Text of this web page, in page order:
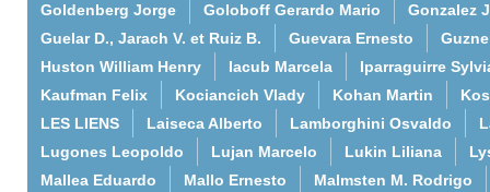
Goldenberg Jorge
Goloboff Gerardo Mario
Gonzalez
Guelar D., Jarach V. et Ruiz B.
Guevara Ernesto
Huston William Henry
Iacub Marcela
Iparraguirre
Kaufman Felix
Kociancich Vlady Kohan Martin
LES LIENS
Laiseca Alberto Lamborghini Osvaldo
Lugones Leopoldo
Lujan Marcelo Lukin Liliana
Mallea Eduardo
Mallo Ernesto
Malmsten M. Rodrigo